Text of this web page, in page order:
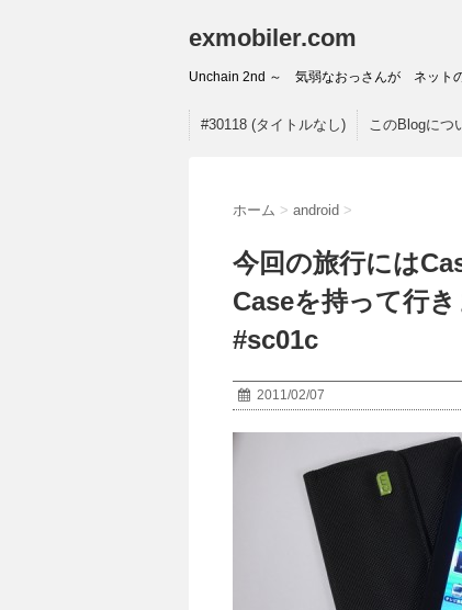
exmobiler.com
Unchain 2nd ～ 気弱なおっさんが ネット
#30118 (タイトルなし) このBlogにつ
ホーム > android >
今回の旅行には
Caseを持って行
#sc01c
2011/02/07